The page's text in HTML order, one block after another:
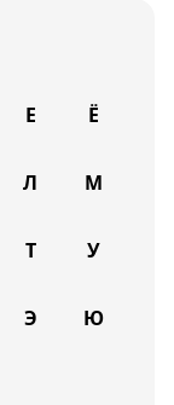
Е Ё
Л М
Т У
Э Ю